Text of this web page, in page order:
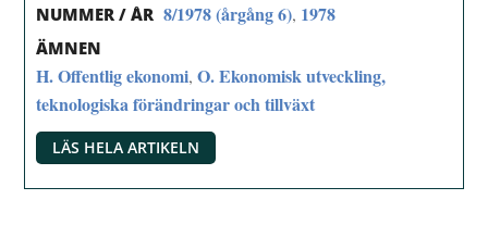
NUMMER / ÅR 8/1978 (årgång 6), 1978
ÄMNEN
H. Offentlig ekonomi,O. Ekonomisk utveckling,
teknologiska förändringar och tillväxt
LÄS HELA ARTIKELN